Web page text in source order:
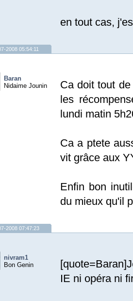
en tout cas,
2008 05:54:11
Baran
Nidaime Jounin
Ca doit tout
les
lundi matin
Ca a ptete
vit grâce aux
Enfin bon
du mieux qu'il
2008 07:47:23
nivram1
Bon Genin
IE ni opéra ni